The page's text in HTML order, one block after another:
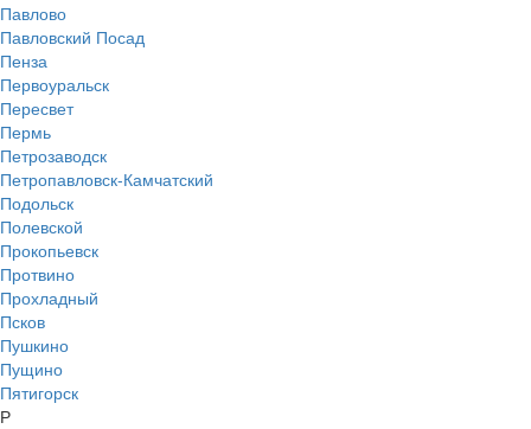
Павлово
Павловский Посад
Пенза
Первоуральск
Пересвет
Пермь
Петрозаводск
Петропавловск-Камчатский
Подольск
Полевской
Прокопьевск
Протвино
Прохладный
Псков
Пушкино
Пущино
Пятигорск
Р